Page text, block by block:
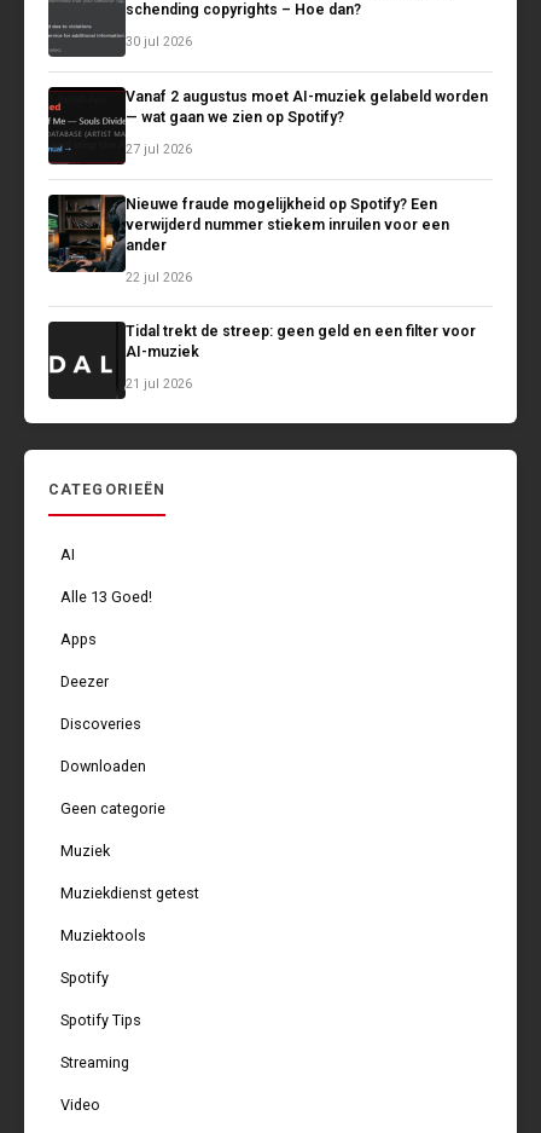
schending copyrights – Hoe dan?
30 jul 2026
Vanaf 2 augustus moet AI-muziek gelabeld worden
— wat gaan we zien op Spotify?
27 jul 2026
Nieuwe fraude mogelijkheid op Spotify? Een
verwijderd nummer stiekem inruilen voor een
ander
22 jul 2026
Tidal trekt de streep: geen geld en een filter voor
AI-muziek
21 jul 2026
CATEGORIEËN
AI
Alle 13 Goed!
Apps
Deezer
Discoveries
Downloaden
Geen categorie
Muziek
Muziekdienst getest
Muziektools
Spotify
Spotify Tips
Streaming
Video